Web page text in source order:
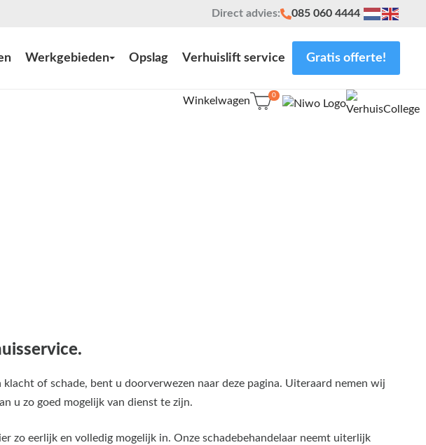
Direct advies: 085 060 4444
Werkgebieden Opslag Verhuislift service Gratis offerte!
Winkelwagen 0
of schade, bent u doorverwezen naar deze pagina. Uiteraard nemen wij
u zo goed mogelijk van dienst te zijn.
zo eerlijk en volledig mogelijk in. Onze schadebehandelaar neemt uiterlijk